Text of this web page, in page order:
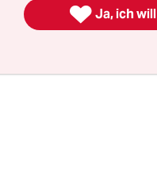
 Ja, ich will